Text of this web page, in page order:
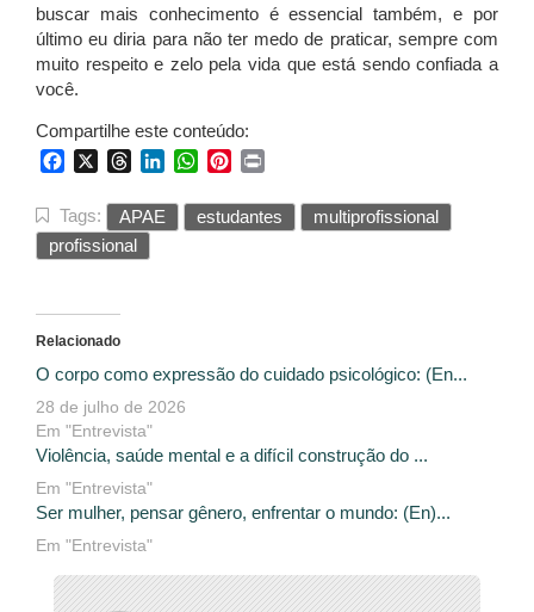
buscar mais conhecimento é essencial também, e por
último eu diria para não ter medo de praticar, sempre com
muito respeito e zelo pela vida que está sendo confiada a
você.
Compartilhe este conteúdo:
FacebookThreadsLinkedInWhatsApp
Pinterest
Tags: APAE estudantes
multiprofissional
profissional
Relacionado
O corpo como expressão do cuidado psicológico: (En...
28 de julho de 2026
Em "Entrevista"
Violência, saúde mental e a difícil construção do ...
Em "Entrevista"
Ser mulher, pensar gênero, enfrentar o mundo: (En)...
Em "Entrevista"